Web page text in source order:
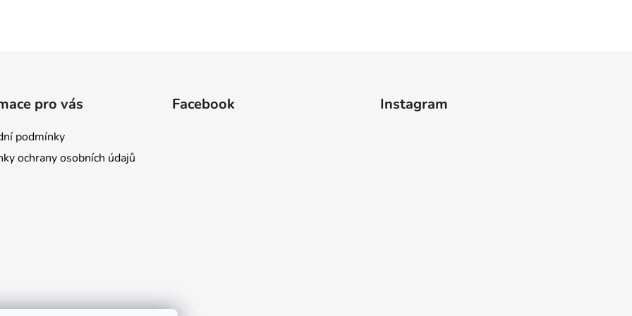
pro vás
podmínky
ochrany osobních údajů
Facebook Instagram